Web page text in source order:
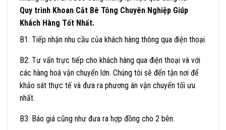
Quy trình Khoan Cắt Bê Tông Chuyên Nghiệp Giúp
Khách Hàng Tốt Nhất.
B1: Tiếp nhận nhu cầu của khách hàng thông qua điện thoại.
B2: Tư vấn trực tiếp cho khách hàng qua điện thoại và với
các hàng hoá vận chuyển lớn. Chúng tôi sẽ đến tận nơi để
khảo sát thực tế và đưa ra phương án vận chuyển tối ưu
nhất.
B3: Báo giá cũng như đưa ra hợp đồng cho 2 bên.